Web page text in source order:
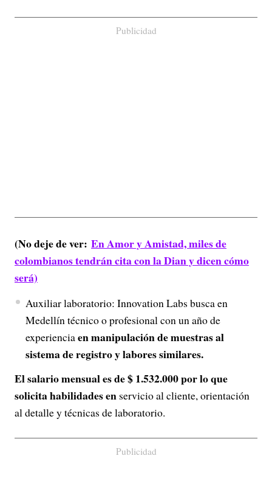
Publicidad
(No deje de ver: En Amor y Amistad, miles de
colombianos tendrán cita con la Dian y dicen cómo
será)
Auxiliar laboratorio: Innovation Labs busca en
Medellín técnico o profesional con un año de
experienciaen manipulación de muestras al
sistema de registro y labores similares.
El salario mensual es de $ 1.532.000 por lo que
solicita habilidades en servicio al cliente, orientación
al detalle y técnicas de laboratorio.
Publicidad